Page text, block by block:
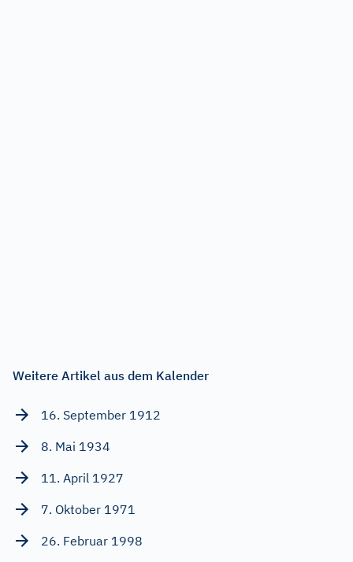
Weitere Artikel aus dem Kalender
16. September 1912
8. Mai 1934
11. April 1927
7. Oktober 1971
26. Februar 1998